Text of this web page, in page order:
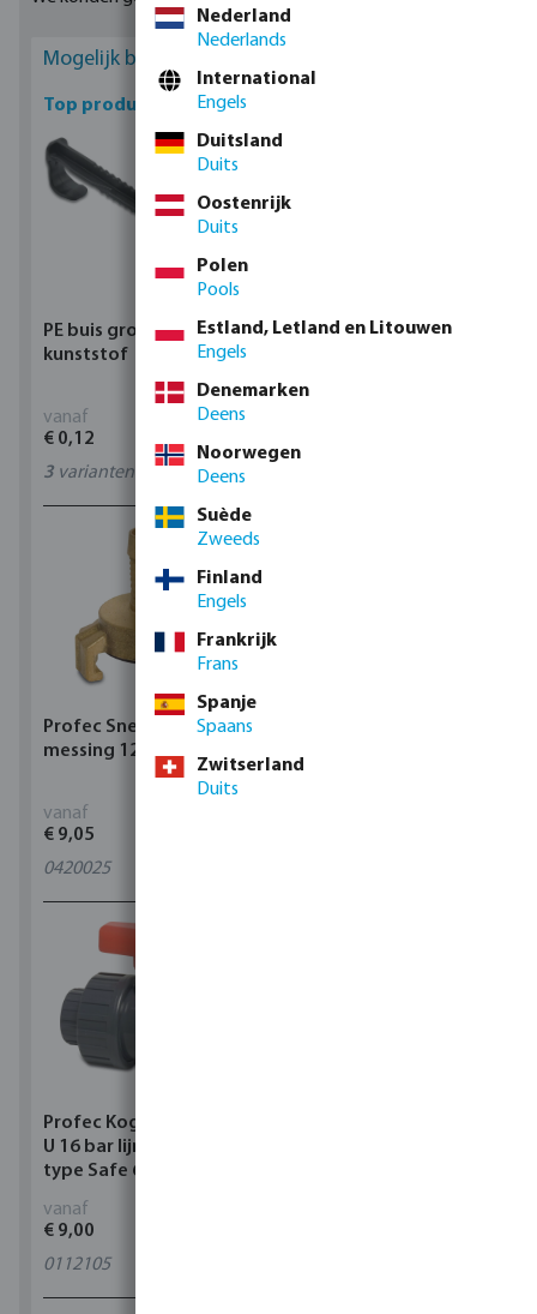
Mogelijk bent u geïnteresseerd
Top producten
PE buis grondklem
kunststof
vanaf
€ 0,12
3 varianten
Profec Kogelkraan
binnendraad type 100
Profec Snelkoppeling
messing 12 bar slangtule
vanaf
€ 9,05
0420025
Profec Kogelkraan PVC-
U 16 bar lijmmof grijs
type Safe 600
vanaf
€ 9,00
0112105
Nederland
Nederlands
International
Engels
Duitsland
Duits
Oostenrijk
Duits
Polen
Pools
Estland, Letland en Litouwen
Engels
Denemarken
Deens
Noorwegen
Deens
Suède
Zweeds
Finland
Engels
Frankrijk
Frans
Spanje
Spaans
Zwitserland
Duits